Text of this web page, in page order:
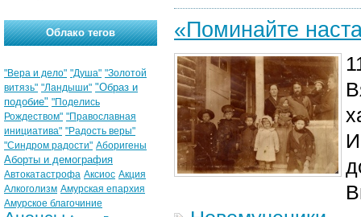
«Поминайте
Облако тегов
"Вера и дело" "Душа" "Золотой
витязь" "Ландыши" "Образ и
подобие" "Поделись
Рождеством" "Православная
инициатива" "Радость веры"
"Синдром радости" Аборигены
Аборты и демография
Автокатастрофа Аксиос Акция
Алкоголизм Амурская епархия
Амурское благочиние